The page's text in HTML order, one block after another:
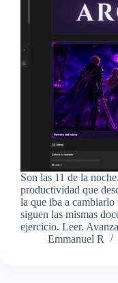
Son las 11 de la
productividad que
la que iba a
siguen las mismas
ejercicio. Leer.
Emmanuel R